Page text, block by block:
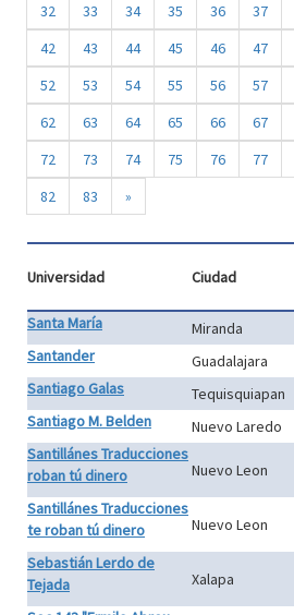
32
33 34 35 36 37
42
43 44 45 46 47
52
53 54 55 56 57
62
63 64 65 66 67
72
73 74 75 76 77
82
83 »
Universidad Ciudad
Santa María
Miranda
Santander
Guadalajara
Santiago Galas
Tequisquiapan
Santiago M. Belden
Nuevo Laredo
Santillánes Traducciones
roban tú dinero
Nuevo Leon
Santillánes Traducciones
te roban tú dinero
Nuevo Leon
Sebastián Lerdo de
Tejada
Xalapa